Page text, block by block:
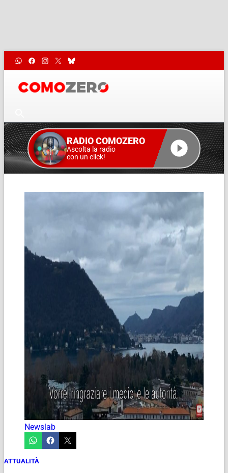
RADIO COMOZERO
Ascolta la radio
con un click!
Newslab
ATTUALITÀ